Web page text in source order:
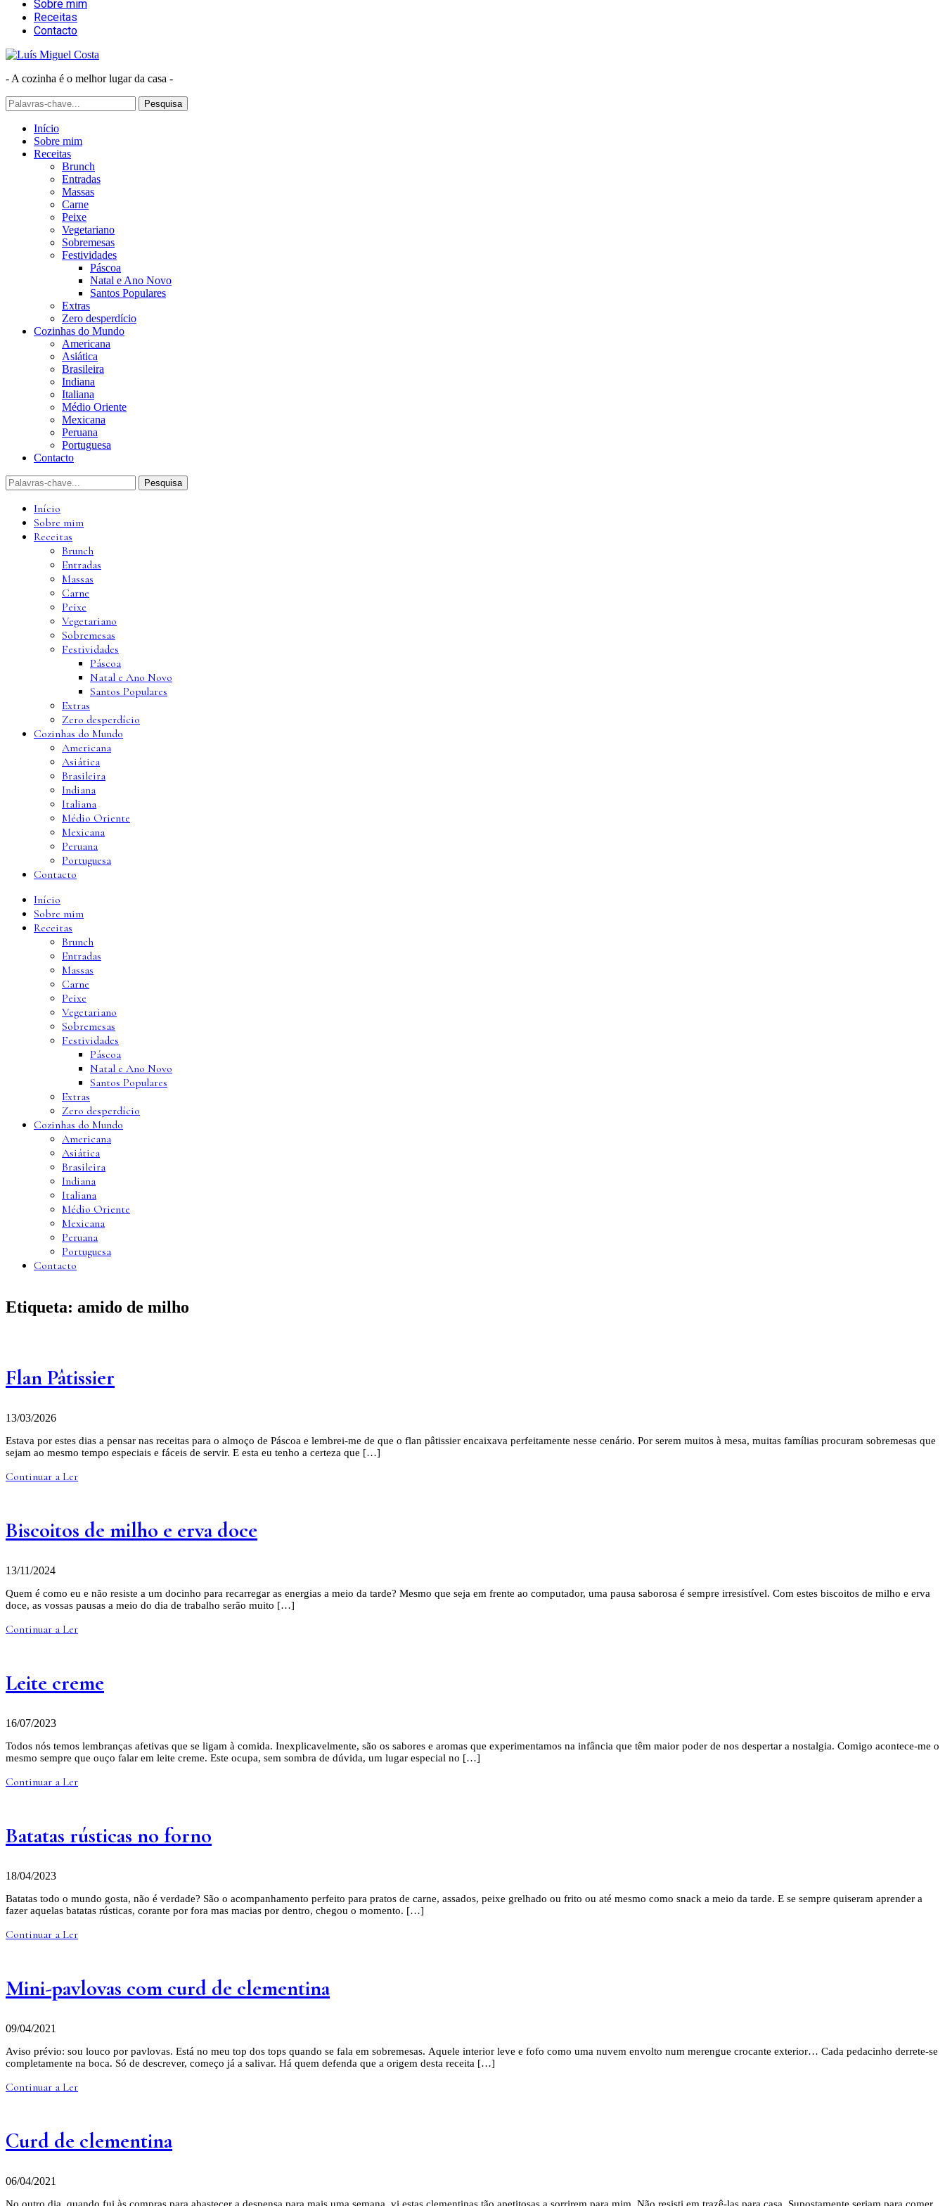
Sobre mim
Receitas
Contacto
- A cozinha é o melhor lugar da casa -
Início
Sobre mim
Receitas
Brunch
Entradas
Massas
Carne
Peixe
Vegetariano
Sobremesas
Festividades
Páscoa
Natal e Ano Novo
Santos Populares
Extras
Zero desperdício
Cozinhas do Mundo
Americana
Asiática
Brasileira
Indiana
Italiana
Médio Oriente
Mexicana
Peruana
Portuguesa
Contacto
Início
Sobre mim
Receitas
Brunch
Entradas
Massas
Carne
Peixe
Vegetariano
Sobremesas
Festividades
Páscoa
Natal e Ano Novo
Santos Populares
Extras
Zero desperdício
Cozinhas do Mundo
Americana
Asiática
Brasileira
Indiana
Italiana
Médio Oriente
Mexicana
Peruana
Portuguesa
Contacto
Início
Sobre mim
Receitas
Brunch
Entradas
Massas
Carne
Peixe
Vegetariano
Sobremesas
Festividades
Páscoa
Natal e Ano Novo
Santos Populares
Extras
Zero desperdício
Cozinhas do Mundo
Americana
Asiática
Brasileira
Indiana
Italiana
Médio Oriente
Mexicana
Peruana
Portuguesa
Contacto
Etiqueta: amido de milho
Flan Pâtissier
13/03/2026
Estava por estes dias a pensar nas receitas para o almoço de Páscoa e lembrei-me de que o flan pâtissier encaixava perfeitamente nesse cenário. Por serem muitos à mesa, muitas famílias procuram sobremesas que
sejam ao mesmo tempo especiais e fáceis de servir. E esta eu tenho a certeza que […]
Continuar a Ler
Biscoitos de milho e erva doce
13/11/2024
Quem é como eu e não resiste a um docinho para recarregar as energias a meio da tarde? Mesmo que seja em frente ao computador, uma pausa saborosa é sempre irresistível. Com estes biscoitos de milho e erva
doce, as vossas pausas a meio do dia de trabalho serão muito […]
Continuar a Ler
Leite creme
16/07/2023
Todos nós temos lembranças afetivas que se ligam à comida. Inexplicavelmente, são os sabores e aromas que experimentamos na infância que têm maior poder de nos despertar a nostalgia. Comigo acontece-me o
mesmo sempre que ouço falar em leite creme. Este ocupa, sem sombra de dúvida, um lugar especial no […]
Continuar a Ler
Batatas rústicas no forno
18/04/2023
Batatas todo o mundo gosta, não é verdade? São o acompanhamento perfeito para pratos de carne, assados, peixe grelhado ou frito ou até mesmo como snack a meio da tarde. E se sempre quiseram aprender a
fazer aquelas batatas rústicas, corante por fora mas macias por dentro, chegou o momento. […]
Continuar a Ler
Mini-pavlovas com curd de clementina
09/04/2021
Aviso prévio: sou louco por pavlovas. Está no meu top dos tops quando se fala em sobremesas. Aquele interior leve e fofo como uma nuvem envolto num merengue crocante exterior… Cada pedacinho derrete-se
completamente na boca. Só de descrever, começo já a salivar. Há quem defenda que a origem desta receita […]
Continuar a Ler
Curd de clementina
06/04/2021